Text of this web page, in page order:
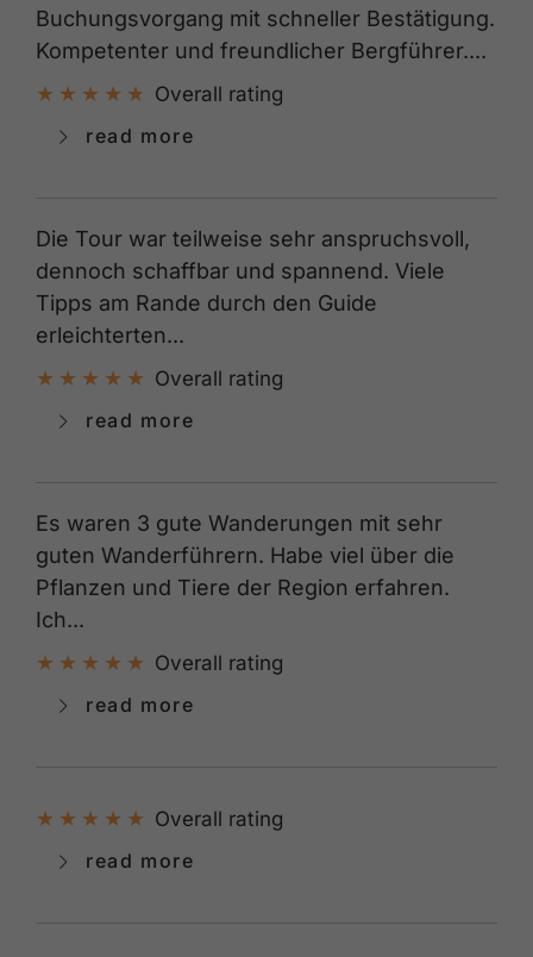
Buchungsvorgang mit schneller Bestätigung.
Kompetenter und freundlicher Bergführer....
Overall rating
read more
Die Tour war teilweise sehr anspruchsvoll,
dennoch schaffbar und spannend. Viele
Tipps am Rande durch den Guide
erleichterten...
Overall rating
read more
Es waren 3 gute Wanderungen mit sehr
guten Wanderführern. Habe viel über die
Pflanzen und Tiere der Region erfahren.
Ich...
Overall rating
read more
Overall rating
read more